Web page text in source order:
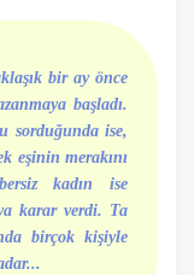
bir ay önce
başladı.
sorduğunda ise,
eşinin merakını
kadın ise
karar verdi. Ta
birçok kişiyle